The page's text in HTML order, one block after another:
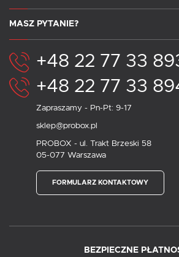
MASZ PYTANIE?
+48 22 77 33
+48 22 77 33
Zapraszamy - Pn-Pt: 9-17
sklep@probox.pl
PROBOX - ul. Trakt Brzeski 58
05-077 Warszawa
FORMULARZ KONTAKTOWY
BEZPIECZNE